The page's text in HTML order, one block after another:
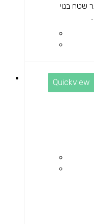
שטח בנוי
Quickview